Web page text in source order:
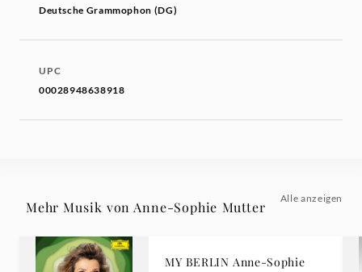
Deutsche Grammophon (DG)
UPC
00028948638918
Mehr Musik von Anne-Sophie Mutter
Alle anzeigen
MY BERLIN Anne-Sophie